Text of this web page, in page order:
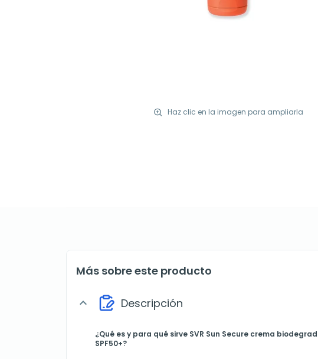
Haz clic en la imagen para ampliarla
Más sobre este producto
expand_more Descripción
¿Qué es y para qué sirve SVR Sun Secure crema
SPF50+?